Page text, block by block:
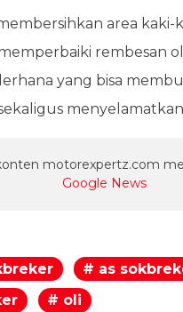
area kaki-
rembesan
yang bisa
motorexpertz.com
Google News
# as
# oli